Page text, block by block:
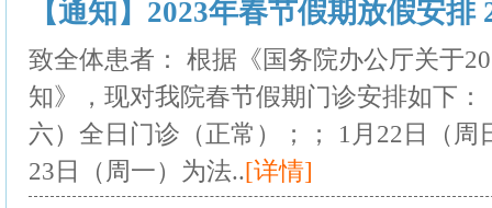
【通知】2023年春节假期放假安排
致全体患者： 根据《国务院办公厅关于
知》，现对我院春节假期门诊安排如下
六）全日门诊（正常）；； 1月22日（
23日（周一）为法..[详情]